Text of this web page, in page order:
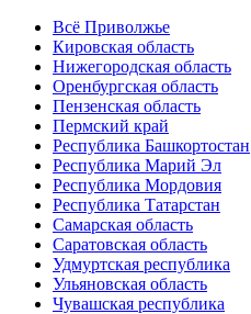
Всё Приволжье
Кировская область
Нижегородская область
Оренбургская область
Пензенская область
Пермский край
Республика Башкортостан
Республика Марий Эл
Республика Мордовия
Республика Татарстан
Самарская область
Саратовская область
Удмуртская республика
Ульяновская область
Чувашская республика